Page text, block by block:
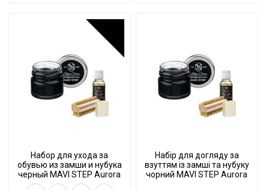
Набор для ухода за
обувью из замши и нубука
черный MAVI STEP Aurora
Kit
Набір для догляду за
взуттям із замші та нубуку
чорний MAVI STEP Aurora